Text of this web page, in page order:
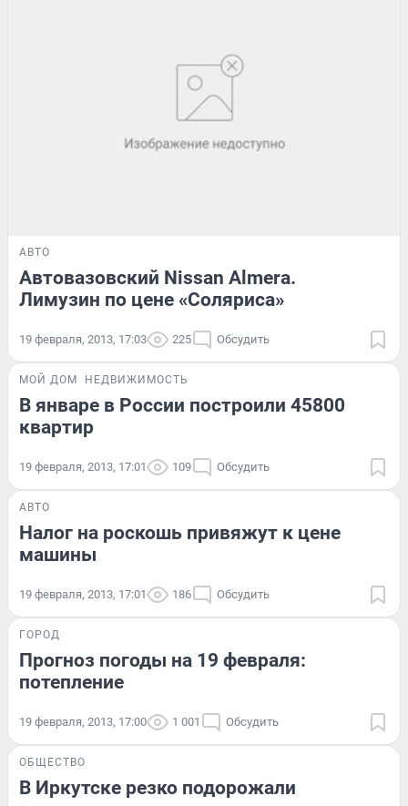
АВТО
Автовазовский Nissan Almera.
Лимузин по цене «Соляриса»
19 февраля, 2013, 17:03 225 Обсудить
МОЙ ДОМ НЕДВИЖИМОСТЬ
В январе в России построили 45800
квартир
19 февраля, 2013, 17:01 109 Обсудить
АВТО
Налог на роскошь привяжут к цене
машины
19 февраля, 2013, 17:01 186 Обсудить
ГОРОД
Прогноз погоды на 19 февраля:
потепление
19 февраля, 2013, 17:00 1 001 Обсудить
ОБЩЕСТВО
В Иркутске резко подорожали